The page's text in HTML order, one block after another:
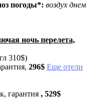
погоды*: воздух днем
ночь перелета,
310$)
296$ Еще отели
гарантия , 529$